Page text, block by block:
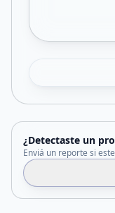
¿Detectaste un
Enviá un reporte si